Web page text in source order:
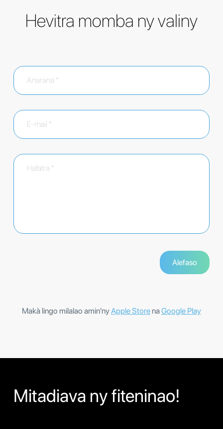
Hevitra momba ny valiny
Makà lingo milalao amin'nyApple Store naGoogle Play
Mitadiava ny fiteninao!